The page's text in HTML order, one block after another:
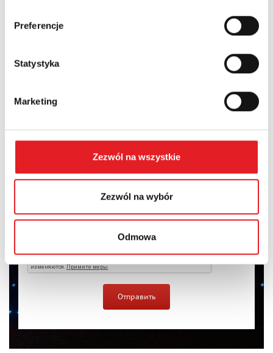
Preferencje
Statystyka
Marketing
Zezwól na wszystkie
Zezwól na wybór
Odmowa
Содержание: *
I consent to the processing of my personal data by Relpol
in thePrivacy Policy*